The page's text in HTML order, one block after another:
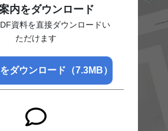
内をダウンロード
資料を直接ダウンロードい
ただけます
ダウンロード（7.3MB）